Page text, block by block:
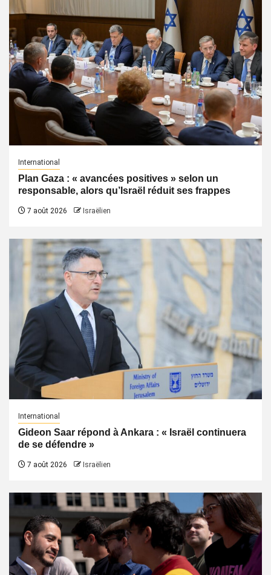
International
Plan Gaza : « avancées positives » selon un
responsable, alors qu’Israël réduit ses frappes
7 août 2026 Israëlien
International
Gideon Saar répond à Ankara : « Israël continuera
de se défendre »
7 août 2026 Israëlien